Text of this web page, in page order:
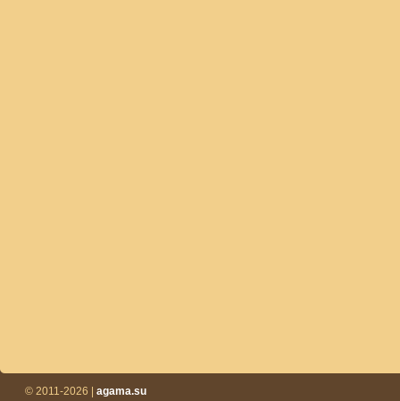
© 2011-2026 | agama.su